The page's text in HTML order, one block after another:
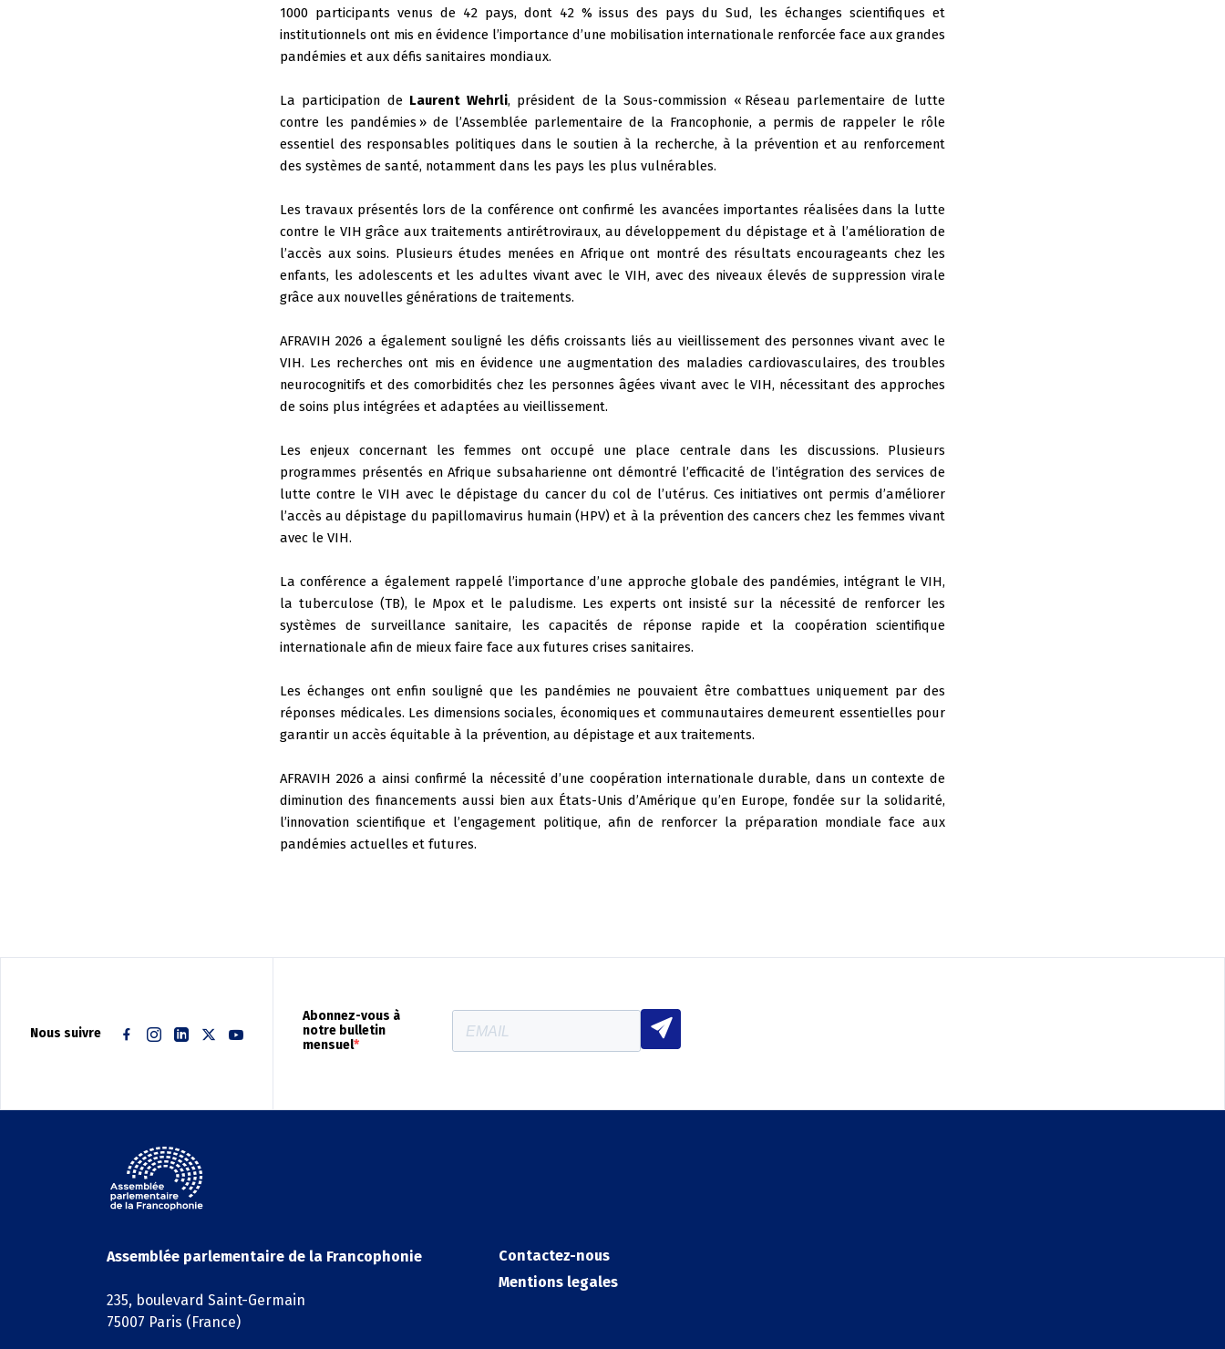
1000 participants venus de 42 pays, dont 42 % issus des pays du Sud, les échanges scientifiques et
institutionnels ont mis en évidence l’importance d’une mobilisation internationale renforcée face aux grandes
pandémies et aux défis sanitaires mondiaux.
La participation de Laurent Wehrli, président de la Sous-commission « Réseau parlementaire de lutte
contre les pandémies » de l’Assemblée parlementaire de la Francophonie, a permis de rappeler le rôle
essentiel des responsables politiques dans le soutien à la recherche, à la prévention et au renforcement
des systèmes de santé, notamment dans les pays les plus vulnérables.
Les travaux présentés lors de la conférence ont confirmé les avancées importantes réalisées dans la lutte
contre le VIH grâce aux traitements antirétroviraux, au développement du dépistage et à l’amélioration de
l’accès aux soins. Plusieurs études menées en Afrique ont montré des résultats encourageants chez les
enfants, les adolescents et les adultes vivant avec le VIH, avec des niveaux élevés de suppression virale
grâce aux nouvelles générations de traitements.
AFRAVIH 2026 a également souligné les défis croissants liés au vieillissement des personnes vivant avec le
VIH. Les recherches ont mis en évidence une augmentation des maladies cardiovasculaires, des troubles
neurocognitifs et des comorbidités chez les personnes âgées vivant avec le VIH, nécessitant des approches
de soins plus intégrées et adaptées au vieillissement.
Les enjeux concernant les femmes ont occupé une place centrale dans les discussions. Plusieurs
programmes présentés en Afrique subsaharienne ont démontré l’efficacité de l’intégration des services de
lutte contre le VIH avec le dépistage du cancer du col de l’utérus. Ces initiatives ont permis d’améliorer
l’accès au dépistage du papillomavirus humain (HPV) et à la prévention des cancers chez les femmes vivant
avec le VIH.
La conférence a également rappelé l’importance d’une approche globale des pandémies, intégrant le VIH,
la tuberculose (TB), le Mpox et le paludisme. Les experts ont insisté sur la nécessité de renforcer les
systèmes de surveillance sanitaire, les capacités de réponse rapide et la coopération scientifique
internationale afin de mieux faire face aux futures crises sanitaires.
Les échanges ont enfin souligné que les pandémies ne pouvaient être combattues uniquement par des
réponses médicales. Les dimensions sociales, économiques et communautaires demeurent essentielles pour
garantir un accès équitable à la prévention, au dépistage et aux traitements.
AFRAVIH 2026 a ainsi confirmé la nécessité d’une coopération internationale durable, dans un contexte de
diminution des financements aussi bien aux États-Unis d’Amérique qu’en Europe, fondée sur la solidarité,
l’innovation scientifique et l’engagement politique, afin de renforcer la préparation mondiale face aux
pandémies actuelles et futures.
Nous suivre
Abonnez-vous à
notre bulletin
mensuel
Assemblée parlementaire de la Francophonie
235, boulevard Saint-Germain
75007 Paris (France)
Contactez-nous
Mentions legales